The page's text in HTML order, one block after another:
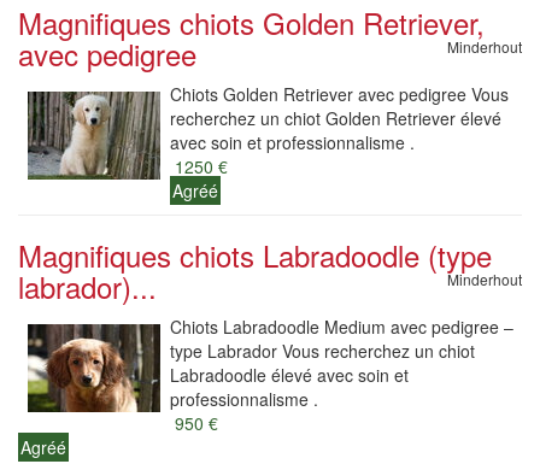
Magnifiques chiots Golden Retriever,
avec pedigree Minderhout
Chiots Golden Retriever avec pedigree Vous
recherchez un chiot Golden Retriever élevé
avec soin et professionnalisme .
1250 €
Agréé
Magnifiques chiots Labradoodle (type
labrador)... Minderhout
Chiots Labradoodle Medium avec pedigree –
type Labrador Vous recherchez un chiot
Labradoodle élevé avec soin et
professionnalisme .
950 €
Agréé